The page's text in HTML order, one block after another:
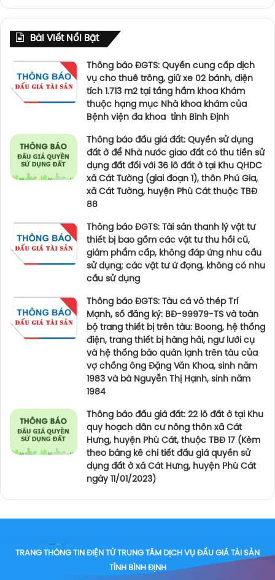
Bài Viết Nổi Bật
Thông báo ĐGTS: Quyền cung cấp dịch
vụ cho thuê trông, giữ xe 02 bánh, diện
tích 1.713 m2 tại tầng hầm khoa Khám
thuộc hạng mục Nhà khoa khám của
Bệnh viện đa khoa tỉnh Bình Định
Thông báo đấu giá đất: Quyền sử dụng
đất ở để Nhà nước giao đất có thu tiền sử
dụng đất đối với 36 lô đất ở tại Khu QHDC
xã Cát Tường (giai đoạn 1), thôn Phú Gia,
xã Cát Tường, huyện Phù Cát thuộc TBĐ
88
Thông báo ĐGTS: Tài sản thanh lý vật tư
thiết bị bao gồm các vật tư thu hồi cũ,
giảm phẩm cấp, không đáp ứng nhu cầu
sử dụng; các vật tư ứ đọng, không có nhu
cầu sử dụng
Thông báo ĐGTS: Tàu cá vỏ thép Trí
Mạnh, số đăng ký: BĐ-99979-TS và toàn
bộ trang thiết bị trên tàu: Boong, hệ thống
điện, trang thiết bị hàng hải, ngư lưới cụ
và hệ thống bảo quản lạnh trên tàu của
vợ chồng ông Đặng Văn Khoa, sinh năm
1983 và bà Nguyễn Thị Hạnh, sinh năm
1984
Thông báo đấu giá đất: 22 lô đất ở tại Khu
quy hoạch dân cư nông thôn xã Cát
Hưng, huyện Phù Cát, thuộc TBĐ 17 (Kèm
theo bảng kê chi tiết đấu giá quyền sử
dụng đất ở xã Cát Hưng, huyện Phù Cát
ngày 11/01/2023)
TRANG THÔNG TIN ĐIỆN TỬ TRUNG TÂM DỊCH VỤ ĐẤU GIÁ TÀI SẢN
TỈNH BÌNH ĐỊNH